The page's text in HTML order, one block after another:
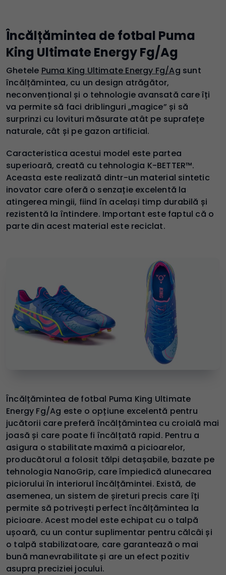
Încălțămintea de fotbal Puma
King Ultimate Energy Fg/Ag
Ghetele Puma King Ultimate Energy Fg/Ag sunt
încălțămintea, cu un design atrăgător,
neconvențional și o tehnologie avansată care îți
va permite să faci driblinguri „magice” și să
surprinzi cu lovituri măsurate atât pe suprafețe
naturale, cât și pe gazon artificial.
Caracteristica acestui model este partea
superioară, creată cu tehnologia K-BETTER™.
Aceasta este realizată dintr-un material sintetic
inovator care oferă o senzație excelentă la
atingerea mingii, fiind în același timp durabilă și
rezistentă la întindere. Important este faptul că o
parte din acest material este reciclat.
Încălțămintea de fotbal Puma King Ultimate
Energy Fg/Ag este o opțiune excelentă pentru
jucătorii care preferă încălțămintea cu croială mai
joasă și care poate fi încălțată rapid. Pentru a
asigura o stabilitate maximă a picioarelor,
producătorul a folosit tălpi detașabile, bazate pe
tehnologia NanoGrip, care împiedică alunecarea
piciorului în interiorul încălțămintei. Există, de
asemenea, un sistem de șireturi precis care îți
permite să potrivești perfect încălțămintea la
picioare. Acest model este echipat cu o talpă
ușoară, cu un contur suplimentar pentru călcâi și
o talpă stabilizatoare, care garantează o mai
bună manevrabilitate și are un efect pozitiv
asupra preciziei jocului.